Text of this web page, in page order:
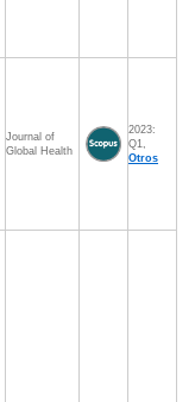
Journal of
Global Health
2023:
Q1,
Otros